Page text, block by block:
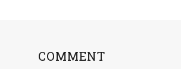
COMMENT